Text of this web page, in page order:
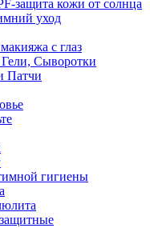
защита кожи от солнца
уход
с глаз
Сыворотки
Патчи
гигиены